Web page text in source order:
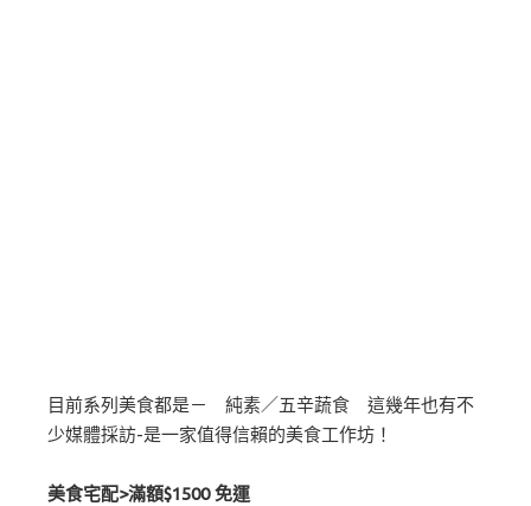
目前系列美食都是－ 純素／五辛蔬食 這幾年也有不
少媒體採訪-是一家值得信賴的美食工作坊！
美食宅配>滿額$1500 免運